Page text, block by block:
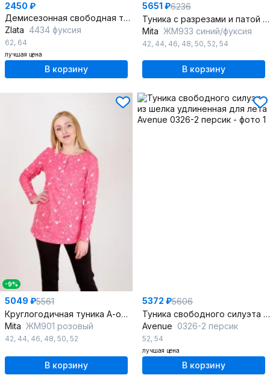
2450 ₽
Демисезонная свободная туника из мягкого трикотажа
Zlata 4434 фуксия
62, 64
лучшая цена
В корзину
5651 ₽6236
Туника с разрезами и патой с капюшоном, синий и розовый
Mita ЖМ933 синий/фуксия
42, 44, 46, 48, 50, 52, 54
В корзину
-9%
5049 ₽5561
Круглогодичная туника А-образного силуэта с планкой на кнопках
Mita ЖМ901 розовый
42, 44, 46, 48, 50, 52
В корзину
5372 ₽5606
Туника свободного силуэта из шелка удлиненная для лета
Avenue 0326-2 персик
52, 54
лучшая цена
В корзину